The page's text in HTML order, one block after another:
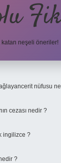
katan neşeli öneriler!
nüfusu
cezası nedir ?
ingilizce ?
?